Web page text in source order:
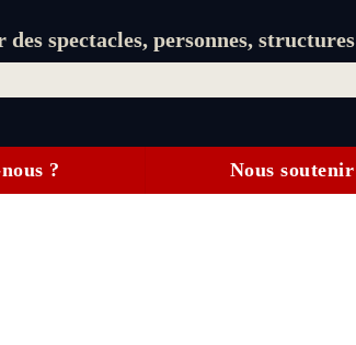
des spectacles, personnes, structures
? Nous soutenir